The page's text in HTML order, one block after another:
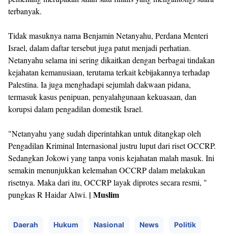
terbanyak.
Tidak masuknya nama Benjamin Netanyahu, Perdana Menteri
Israel, dalam daftar tersebut juga patut menjadi perhatian.
Netanyahu selama ini sering dikaitkan dengan berbagai tindakan
kejahatan kemanusiaan, terutama terkait kebijakannya terhadap
Palestina. Ia juga menghadapi sejumlah dakwaan pidana,
termasuk kasus penipuan, penyalahgunaan kekuasaan, dan
korupsi dalam pengadilan domestik Israel.
"Netanyahu yang sudah diperintahkan untuk ditangkap oleh
Pengadilan Kriminal Internasional justru luput dari riset OCCRP.
Sedangkan Jokowi yang tanpa vonis kejahatan malah masuk. Ini
semakin menunjukkan kelemahan OCCRP dalam melakukan
risetnya. Maka dari itu, OCCRP layak diprotes secara resmi, "
pungkas R Haidar Alwi. | Muslim
Daerah Hukum Nasional News Politik